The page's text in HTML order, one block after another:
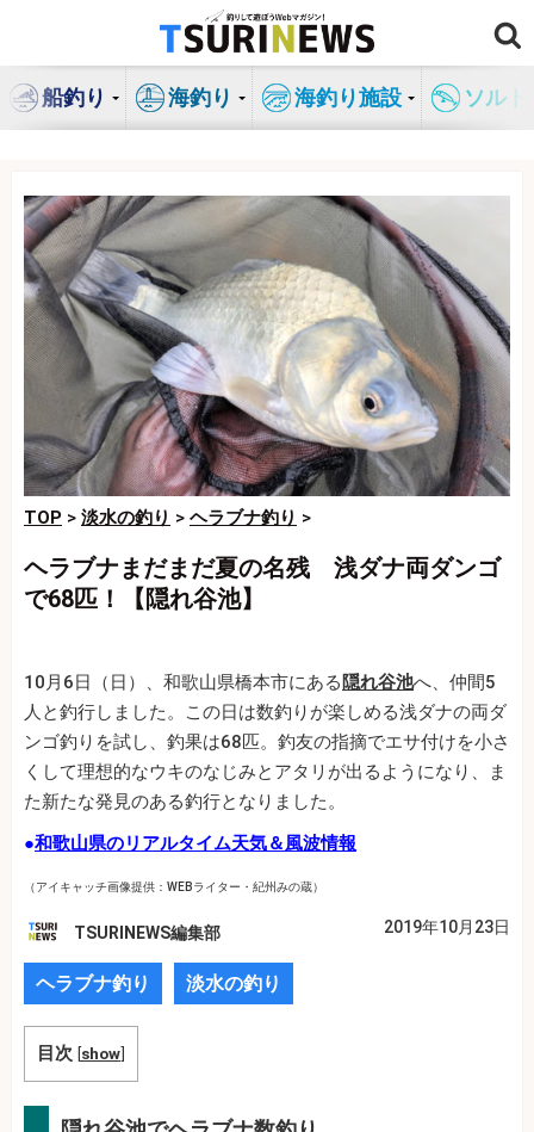
ン
船釣り 海釣り 海釣り施設 ソル
TOP > 淡水の釣り > ヘラブナ釣り >
ヘラブナまだまだ夏の名残 浅ダナ両ダンゴ
で68匹！【隠れ谷池】
10月6日（日）、和歌山県橋本市にある 隠れ谷池へ、仲間5
人と釣行しました。この日は数釣りが楽しめる浅ダナの両ダ
ンゴ釣りを試し、釣果は68匹。釣友の指摘でエサ付けを小さ
くして理想的なウキのなじみとアタリが出るようになり、ま
た新たな発見のある釣行となりました。
●和歌山県のリアルタイム天気＆風波情報
（アイキャッチ画像提供：WEBライター・紀州みの蔵）
TSURINEWS編集部 2019年10月23日
ヘラブナ釣り 淡水の釣り
目次 [show]